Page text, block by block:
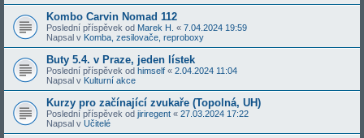
Kombo Carvin Nomad 112
Poslední příspěvek od Marek H. « 7.04.2024 19:59
Napsal v Komba, zesilovače, reproboxy
Buty 5.4. v Praze, jeden lístek
Poslední příspěvek od himself « 2.04.2024 11:04
Napsal v Kulturní akce
Kurzy pro začínající zvukaře (Topolná, UH)
Poslední příspěvek od jiriregent « 27.03.2024 17:22
Napsal v Učitelé